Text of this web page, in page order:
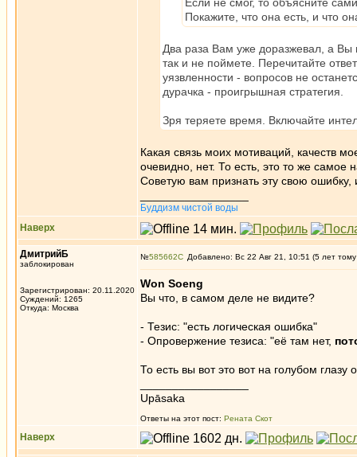
Покажите, что она есть, и что
Два раза Вам уже доразжевал, а Вы
так и не поймете. Перечитайте
уязвленности - вопросов не
дурачка - проигрышная стратегия.
Зря теряете время. Включайте
Какая связь моих мотиваций, качеств
очевидно, нет. То есть, это то же самое
Советую вам признать эту свою
Буддизм чистой воды
Наверх
ДмитрийБ
заблокирован
Зарегистрирован: 20.11.2020
Суждений: 1265
Откуда: Москва
№585662 Добавлено: Вс 22 Авг 21, 10:51 (5 лет
Won Soeng
Вы что, в самом деле не видите?
- Тезис: "есть логическая ошибка"
- Опровержение тезиса: "её там нет,
То есть вы вот это вот на голубом глазу
Upāsaka
Ответы на этот пост: Рената Скот
Наверх